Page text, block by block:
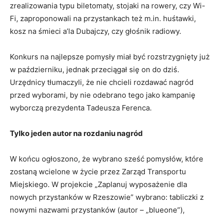
zrealizowania typu biletomaty, stojaki na rowery, czy Wi-
Fi, zaproponowali na przystankach też m.in. huśtawki,
kosz na śmieci a’la Dubajczy, czy głośnik radiowy.
Konkurs na najlepsze pomysły miał być rozstrzygnięty już
w październiku, jednak przeciągał się on do dziś.
Urzędnicy tłumaczyli, że nie chcieli rozdawać nagród
przed wyborami, by nie odebrano tego jako kampanię
wyborczą prezydenta Tadeusza Ferenca.
Tylko jeden autor na rozdaniu nagród
W końcu ogłoszono, że wybrano sześć pomysłów, które
zostaną wcielone w życie przez Zarząd Transportu
Miejskiego. W projekcie „Zaplanuj wyposażenie dla
nowych przystanków w Rzeszowie” wybrano: tabliczki z
nowymi nazwami przystanków (autor – „blueone”),